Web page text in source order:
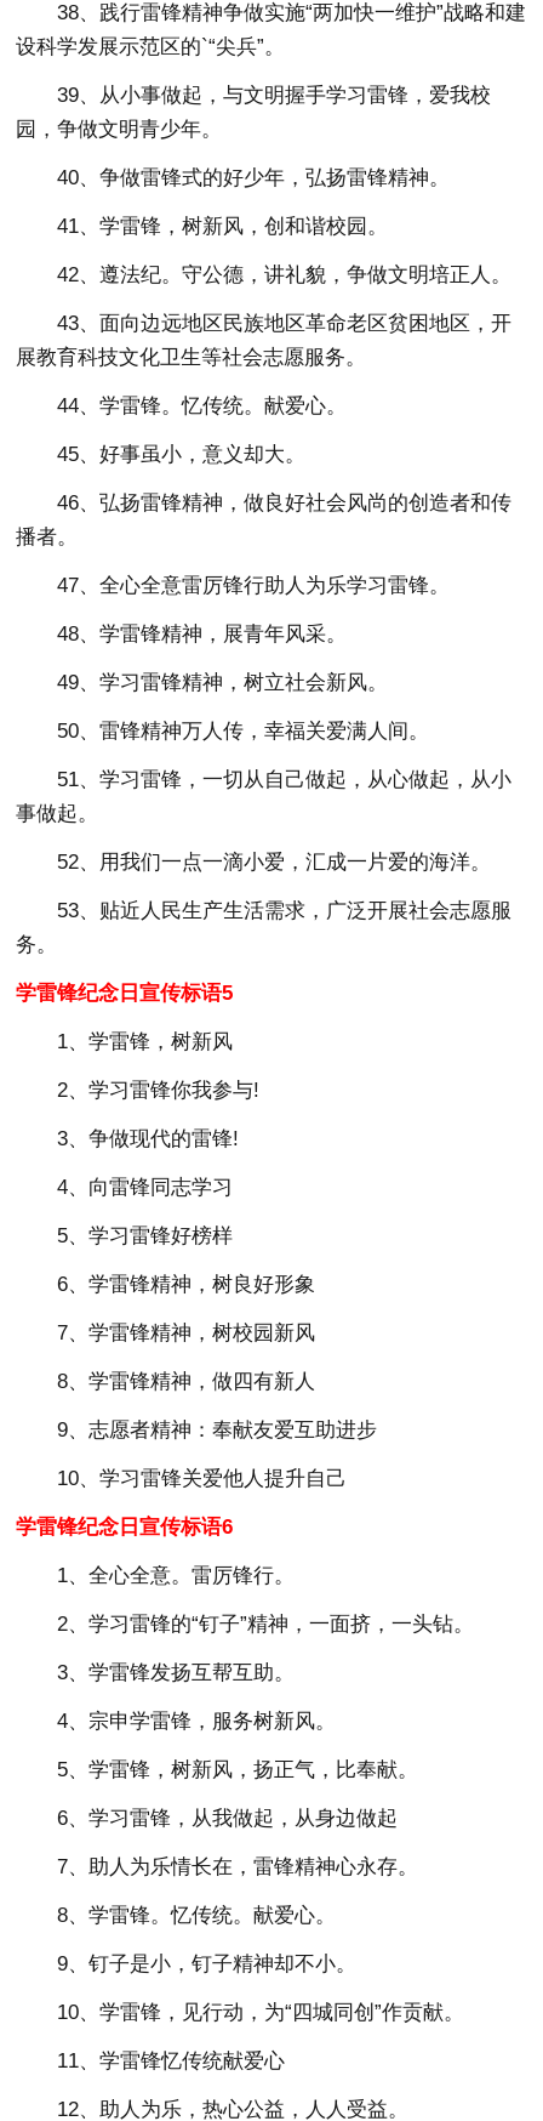
38、践行雷锋精神争做实施“两加快一维护”战略和建
设科学发展示范区的`“尖兵”。
39、从小事做起，与文明握手学习雷锋，爱我校
园，争做文明青少年。
40、争做雷锋式的好少年，弘扬雷锋精神。
41、学雷锋，树新风，创和谐校园。
42、遵法纪。守公德，讲礼貌，争做文明培正人。
43、面向边远地区民族地区革命老区贫困地区，开
展教育科技文化卫生等社会志愿服务。
44、学雷锋。忆传统。献爱心。
45、好事虽小，意义却大。
46、弘扬雷锋精神，做良好社会风尚的创造者和传
播者。
47、全心全意雷厉锋行助人为乐学习雷锋。
48、学雷锋精神，展青年风采。
49、学习雷锋精神，树立社会新风。
50、雷锋精神万人传，幸福关爱满人间。
51、学习雷锋，一切从自己做起，从心做起，从小
事做起。
52、用我们一点一滴小爱，汇成一片爱的海洋。
53、贴近人民生产生活需求，广泛开展社会志愿服
务。
学雷锋纪念日宣传标语5
1、学雷锋，树新风
2、学习雷锋你我参与!
3、争做现代的雷锋!
4、向雷锋同志学习
5、学习雷锋好榜样
6、学雷锋精神，树良好形象
7、学雷锋精神，树校园新风
8、学雷锋精神，做四有新人
9、志愿者精神：奉献友爱互助进步
10、学习雷锋关爱他人提升自己
学雷锋纪念日宣传标语6
1、全心全意。雷厉锋行。
2、学习雷锋的“钉子”精神，一面挤，一头钻。
3、学雷锋发扬互帮互助。
4、宗申学雷锋，服务树新风。
5、学雷锋，树新风，扬正气，比奉献。
6、学习雷锋，从我做起，从身边做起
7、助人为乐情长在，雷锋精神心永存。
8、学雷锋。忆传统。献爱心。
9、钉子是小，钉子精神却不小。
10、学雷锋，见行动，为“四城同创”作贡献。
11、学雷锋忆传统献爱心
12、助人为乐，热心公益，人人受益。